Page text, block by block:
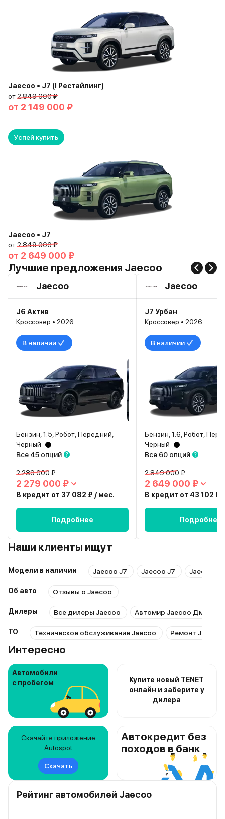
Jaecoo • J7 (I Рестайлинг)
от2 849 000 ₽
от 2 149 000 ₽
Успей купить
Jaecoo • J7
от2 849 000 ₽
от 2 649 000 ₽
Лучшие предложения Jaecoo
Jaecoo
J6 Актив
Кроссовер • 2026
В наличии
Бензин, 1.5, Робот, Передний,
Черный
Все 45 опций
2 289 000 ₽
2 279 000 ₽
В кредит от 37 082 ₽ / мес.
Подробнее
Jaecoo
J7 Урбан
Кроссовер • 2026
В наличии
Бензин, 1.6, Робот,
Черный
Все 60 опций
2 849 000 ₽
2 649 000 ₽
В кредит от 43 102 ₽
Подробнее
Наши клиенты ищут
Модели в наличии Jaecoo J7 Jaecoo J7 Jaecoo J8
Об авто Отзывы о Jaecoo
Дилеры Все дилеры Jaecoo Автомир Jaecoo
ТО Техническое обслуживание Jaecoo Ремонт Jaecoo
Интересно
Автомобили
с пробегом
Купите новый TENET
онлайн и заберите у
дилера
Скачайте приложение
Autospot
Скачать
Автокредит без
походов в банк
Рейтинг автомобилей Jaecoo